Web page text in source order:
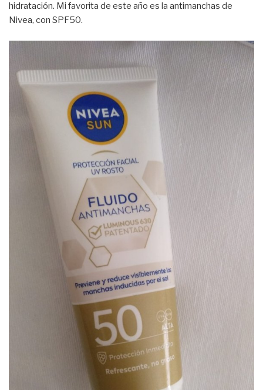
hidratación. Mi favorita de este año es la antimanchas de
Nivea, con SPF50.